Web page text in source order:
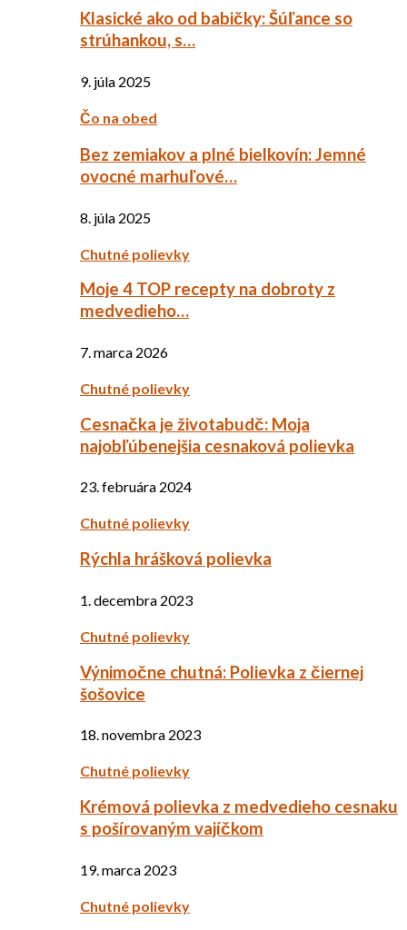
Klasické ako od babičky: Šúľance so
strúhankou, s…
9. júla 2025
Čo na obed
Bez zemiakov a plné bielkovín: Jemné
ovocné marhuľové…
8. júla 2025
Chutné polievky
Moje 4 TOP recepty na dobroty z
medvedieho…
7. marca 2026
Chutné polievky
Cesnačka je životabudč: Moja
najobľúbenejšia cesnaková polievka
23. februára 2024
Chutné polievky
Rýchla hrášková polievka
1. decembra 2023
Chutné polievky
Výnimočne chutná: Polievka z čiernej
šošovice
18. novembra 2023
Chutné polievky
Krémová polievka z medvedieho cesnaku
s pošírovaným vajíčkom
19. marca 2023
Chutné polievky